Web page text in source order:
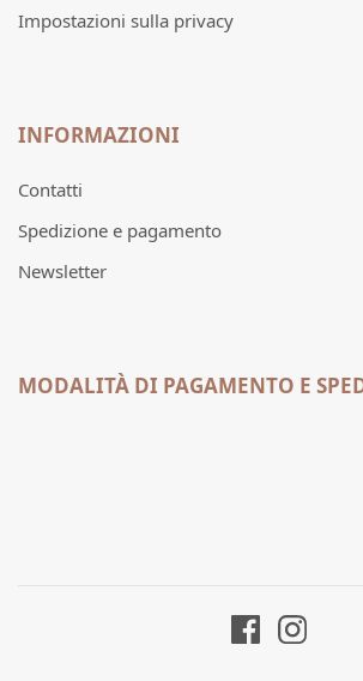
Impostazioni sulla privacy
INFORMAZIONI
Contatti
Spedizione e pagamento
Newsletter
MODALITÀ DI PAGAMENTO E